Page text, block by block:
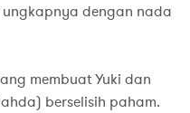
dengan nada
membuat Yuki dan
berselisih paham.